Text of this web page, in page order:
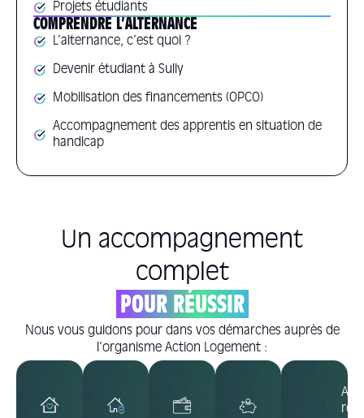
Projets étudiants
COMPRENDRE L’ALTERNANCE
L’alternance, c’est quoi ?
Devenir étudiant à Sully
Mobilisation des financements (OPCO)
Accompagnement des apprentis en situation de
handicap
Un accompagnement
complet
POUR RÉUSSIR
Nous vous guidons pour dans vos démarches auprès de
l’organisme Action Logement :